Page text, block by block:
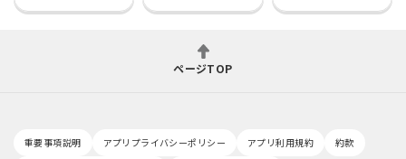
ページTOP
重要事項説明 アプリプライバシーポリシー アプリ利用規約
約款